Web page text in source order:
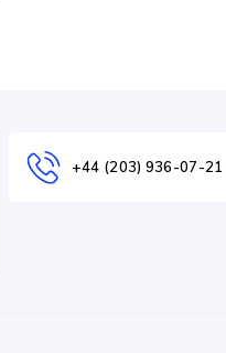
+44 (203) 936-07-21